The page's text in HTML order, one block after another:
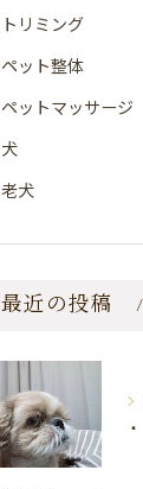
トリミング
ペット整体
ペットマッサージ
犬
老犬
最近の投稿
・